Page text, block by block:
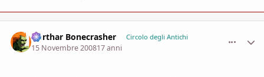
Gorthar Bonecrasher Circolo degli Antichi
15 Novembre 200817 anni